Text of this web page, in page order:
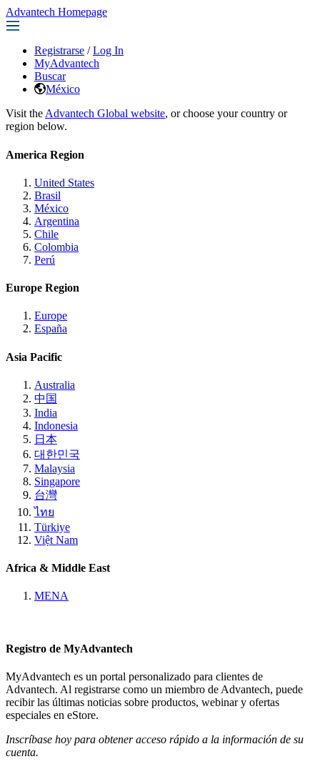
Advantech Homepage
Registrarse / Log In
MyAdvantech
Buscar
México
Visit the Advantech Global website, or choose your country or
region below.
America Region
United States
Brasil
México
Argentina
Chile
Colombia
Perú
Europe Region
Europe
España
Asia Pacific
Australia
中国
India
Indonesia
日本
대한민국
Malaysia
Singapore
台灣
ไทย
Türkiye
Việt Nam
Africa & Middle East
MENA
Registro de MyAdvantech
MyAdvantech es un portal personalizado para clientes de
Advantech. Al registrarse como un miembro de Advantech, puede
recibir las últimas noticias sobre productos, webinar y ofertas
especiales en eStore.
Inscríbase hoy para obtener acceso rápido a la información de su
cuenta.